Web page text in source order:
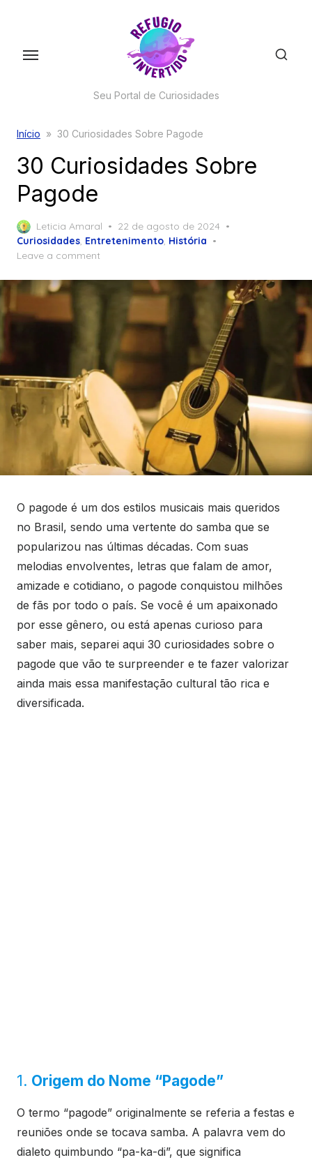
Seu Portal de Curiosidades
Início » 30 Curiosidades Sobre Pagode
30 Curiosidades Sobre
Pagode
Leticia Amaral
Posted
on
22 de agosto de 2024
Curiosidades, Entretenimento, História
Leave a comment
O pagode é um dos estilos musicais mais queridos
no Brasil, sendo uma vertente do samba que se
popularizou nas últimas décadas. Com suas
melodias envolventes, letras que falam de amor,
amizade e cotidiano, o pagode conquistou milhões
de fãs por todo o país. Se você é um apaixonado
por esse gênero, ou está apenas curioso para
saber mais, separei aqui 30 curiosidades sobre o
pagode que vão te surpreender e te fazer valorizar
ainda mais essa manifestação cultural tão rica e
diversificada.
1. Origem do Nome “Pagode”
O termo “pagode” originalmente se referia a festas e
reuniões onde se tocava samba. A palavra vem do
dialeto quimbundo “pa-ka-di”, que significa